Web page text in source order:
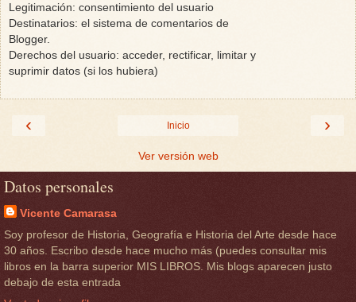
Legitimación: consentimiento del usuario
Destinatarios: el sistema de comentarios de
Blogger.
Derechos del usuario: acceder, rectificar, limitar y
suprimir datos (si los hubiera)
‹ ›
Inicio
Ver versión web
Datos personales
Vicente Camarasa
Soy profesor de Historia, Geografía e Historia del Arte desde hace
30 años. Escribo desde hace mucho más (puedes consultar mis
libros en la barra superior MIS LIBROS. Mis blogs aparecen justo
debajo de esta entrada